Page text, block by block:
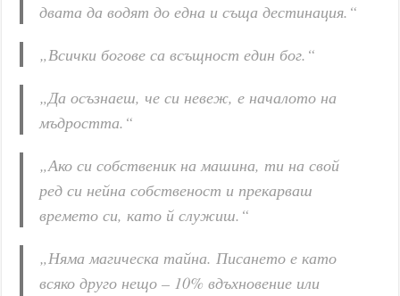
двата да водят до една и съща дестинация.“
„Всички богове са всъщност един бог.“
„Да осъзнаеш, че си невеж, е началото на
мъдростта.“
„Ако си собственик на машина, ти на свой
ред си нейна собственост и прекарваш
времето си, като й служиш.“
„Няма магическа тайна. Писането е като
всяко друго нещо – 10% вдъхновение или